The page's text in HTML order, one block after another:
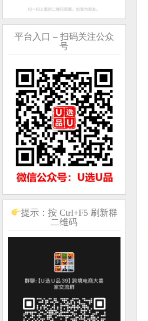
平台入口 – 扫码关注公众
号
提示：按 Ctrl+F5 刷新群
二维码